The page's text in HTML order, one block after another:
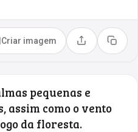
Criar imagem Compartilhar
Copiar
pequenas e
assim como o vento
da floresta.